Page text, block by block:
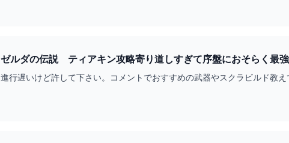
ゼルダの伝説 ティアキン攻略寄り道しすぎて序盤におそらく最
進行遅いけど許して下さい。コメントでおすすめの武器やスクラビルド教